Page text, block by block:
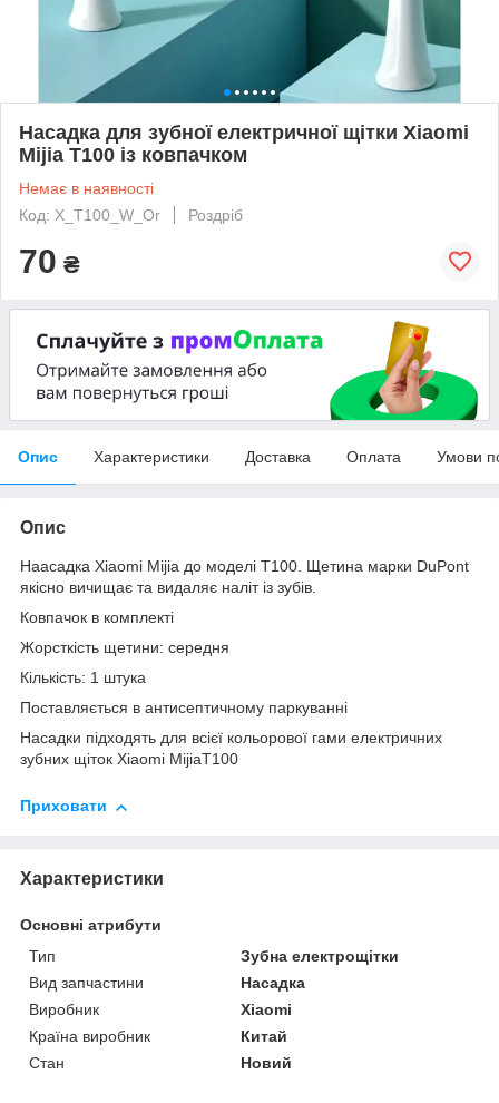
Насадка для зубної електричної щітки Xiaomi
Mijia T100 із ковпачком
Немає в наявності
Код: X_T100_W_Or
Роздріб
70 ₴
Опис Характеристики Доставка Оплата Умови
Опис
Наасадка Xiaomi Mijia до моделі Т100. Щетина марки DuPont
якісно вичищає та видаляє наліт із зубів.
Ковпачок в комплекті
Жорсткість щетини: середня
Кількість: 1 штука
Поставляється в антисептичному паркуванні
Насадки підходять для всієї кольорової гами електричних
зубних щіток Xiaomi MijiaT100
Приховати
Характеристики
Основні атрибути
Тип
Зубна електрощітки
Вид запчастини
Насадка
Виробник
Xiaomi
Країна виробник
Китай
Стан
Новий